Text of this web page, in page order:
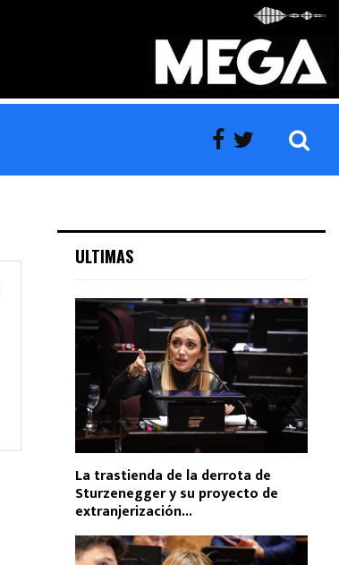
ULTIMAS
La trastienda de la derrota de
Sturzenegger y su proyecto de
extranjerización...